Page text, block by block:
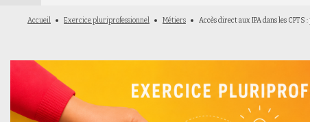
Fil
Accueil Exercice pluriprofessionnel Métiers Accès direct aux IPA dans les